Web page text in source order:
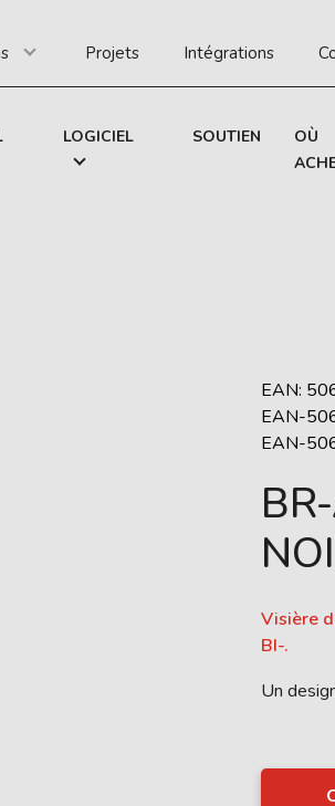
Projets Intégrations
LOGICIEL SOUTIEN
OÙ
EAN:
EAN-
EAN-
Visière
BI-.
Un